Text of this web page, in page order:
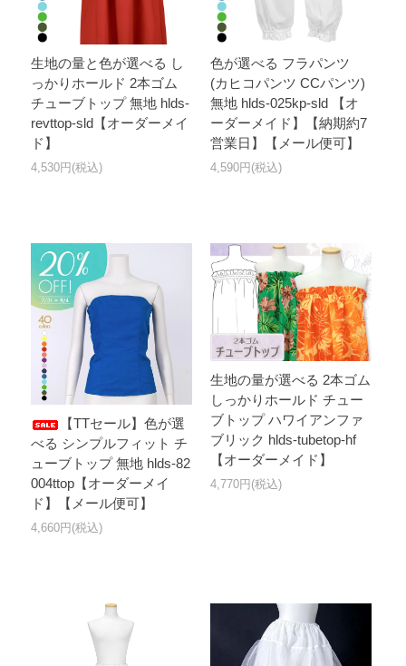
生地の量と色が選べる し
っかりホールド 2本ゴム
チューブトップ 無地 hlds-
revttop-sld【オーダーメイ
ド】
4,530円(税込)
色が選べる フラパンツ
(カヒコパンツ CCパンツ)
無地 hlds-025kp-sld 【オ
ーダーメイド】【納期約7
営業日】【メール便可】
4,590円(税込)
【TTセール】色が選
べる シンプルフィット チ
ューブトップ 無地 hlds-82
004ttop【オーダーメイ
ド】【メール便可】
4,660円(税込)
生地の量が選べる 2本ゴム
しっかりホールド チュー
ブトップ ハワイアンファ
ブリック hlds-tubetop-hf
【オーダーメイド】
4,770円(税込)